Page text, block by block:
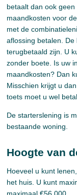
betaalt dan ook
maandkosten voor
met de
aflossing betalen.
terugbetaald zijn. U
zonder boete. Is uw
maandkosten? Dan
Misschien krijgt u
toets moet u wel
De starterslening is
bestaande woning.
Hoogte van
Hoeveel u kunt
het huis. U kunt